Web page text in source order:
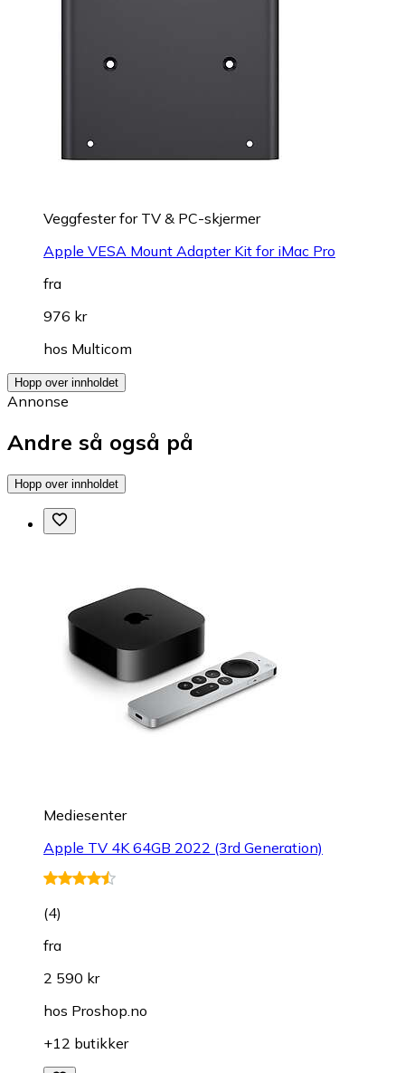
Veggfester for TV & PC-skjermer
Apple VESA Mount Adapter Kit for iMac Pro
fra
976 kr
hos Multicom
Hopp over innholdet
Annonse
Andre så også på
Hopp over innholdet
Mediesenter
Apple TV 4K 64GB 2022 (3rd Generation)
(4)
fra
2 590 kr
hos Proshop.no
+12 butikker